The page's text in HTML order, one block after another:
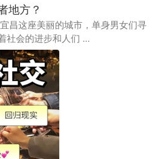
地方？
昌这座美丽的城市，单身男女们寻
社会的进步和人们 ...